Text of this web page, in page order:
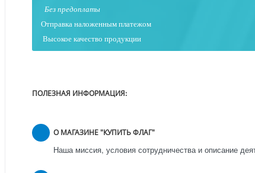
Без предоплаты
Отправка наложенным платежом
Высокое качество продукции
ПОЛЕЗНАЯ ИНФОРМАЦИЯ:
О МАГАЗИНЕ "КУПИТЬ ФЛАГ"
Наша миссия, условия сотрудничества и описание